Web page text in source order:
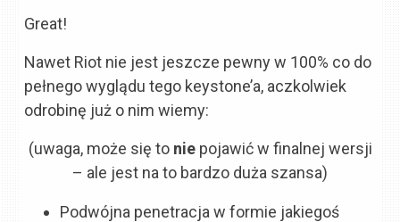
Great!
Nawet Riot nie jest jeszcze pewny w 100% co do
pełnego wyglądu tego keystone’a, aczkolwiek
odrobinę już o nim wiemy:
(uwaga, może się to niepojawić w finalnej wersji
– ale jest na to bardzo duża szansa)
Podwójna penetracja w formie jakiegoś